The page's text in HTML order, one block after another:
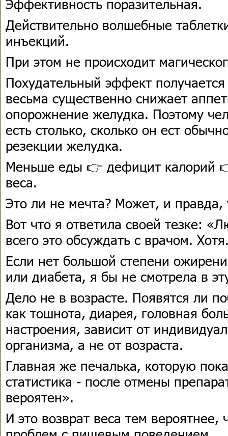
Эффективность поразительная.
Действительно волшебные
инъекций.
При этом не происходит
Похудательный эффект
весьма существенно снижает
опорожнение желудка. Поэтому
есть столько, сколько он ест
резекции желудка.
Меньше еды 👉 дефицит калорий
веса.
Это ли не мечта? Может, и правда,
Вот что я ответила своей тезке:
всего это обсуждать с врачом.
Если нет большой степени
или диабета, я бы не смотрела в
Дело не в возрасте. Появятся ли
как тошнота, диарея, головная
настроения, зависит от
организма, а не от возраста.
Главная же печалька, которую
статистика - после отмены
вероятен».
И это возврат веса тем